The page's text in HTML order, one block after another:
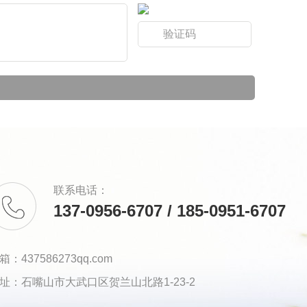
联系电话：
137-0956-6707 / 185-0951-6707
：437586273qq.com
：石嘴山市大武口区贺兰山北路1-23-2